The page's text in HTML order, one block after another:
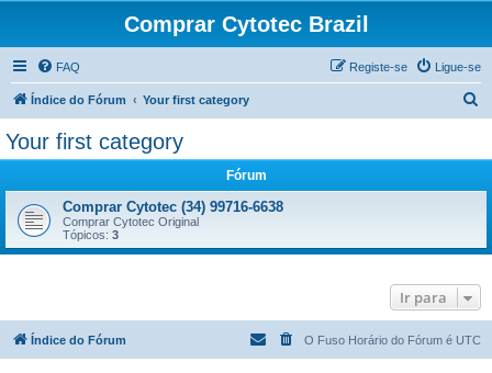
Comprar Cytotec Brazil
FAQ Ligue-se
Registe-se
Índice do Fórum Your first category
s
r
Your first category
Fórum
Comprar Cytotec (34) 99716-6638
Comprar Cytotec Original
Tópicos: 3
Ir para
Índice do Fórum O Fuso Horário do Fórum é UTC